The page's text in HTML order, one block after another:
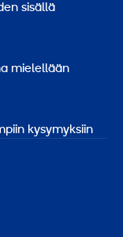
sisällä
mielellään
kysymyksiin